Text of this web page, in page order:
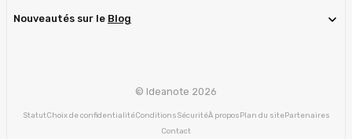
Nouveautés sur le Blog
© Ideanote 2026
StatutChoix de confidentialitéConditionsSécuritéÀ proposPlan du sitePartenaires
Contact